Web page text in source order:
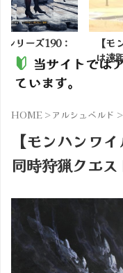
ーズ190：
【モン
は遠距
当サイトでは
ています。
HOME >アルシュベルド >
【モンハンワ
同時狩猟クエ